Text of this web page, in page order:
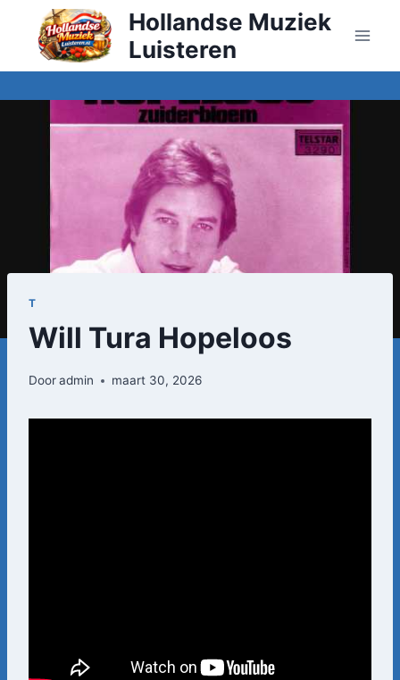
Doorgaan
inhoud
Hollandse Muziek
Luisteren
T
Will Tura Hopeloos
Dooradmin maart 30, 2026